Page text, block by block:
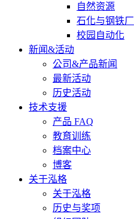
自然资源
石化与钢铁厂
校园自动化
新闻&活动
公司&产品新闻
最新活动
历史活动
技术支援
产品 FAQ
教育训练
档案中心
博客
关于泓格
关于泓格
历史与奖项